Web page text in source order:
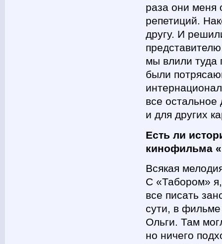
раза они меня
репетиций.
другу. И
мы влили
были
все
и для других
Есть ли
кинофильма
Всякая
С «Табором»
все писать
сути, в
Ольги. Там
но ничего